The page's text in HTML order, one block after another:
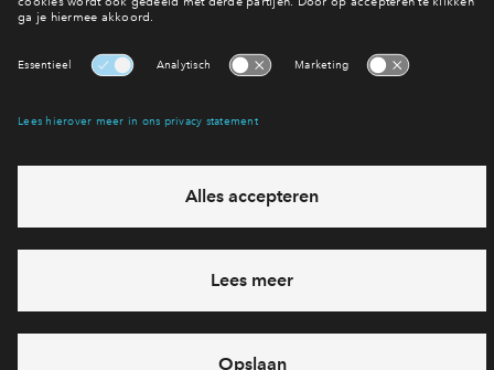
Heb je een vraag en wil je direct antwoord? Bel ons op
feestdagen)
vandaag van 09:00 - 18:00 uur
via chat en telefoon
Cookies
Over BPD